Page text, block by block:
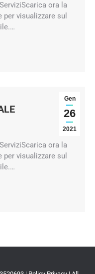
ora la
per visualizzare sul
Gen
26
2021
ora la
per visualizzare sul